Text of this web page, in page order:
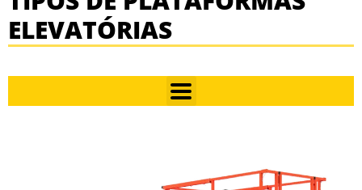
ELEVATÓRIAS